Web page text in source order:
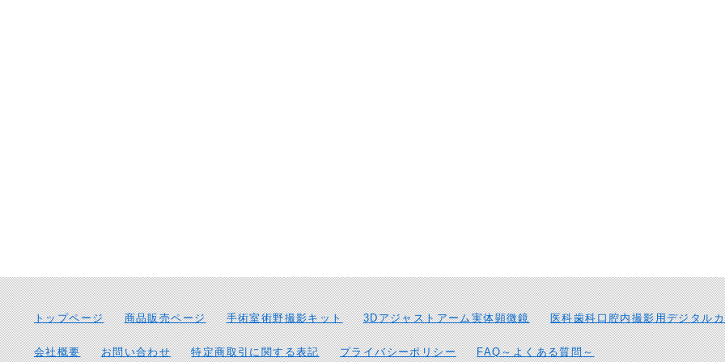
トップページ 商品販売ページ 手術室術野撮影キット 3Dアジャストアーム実体顕微鏡 医科歯科口腔内撮影用デジタル
会社概要 お問い合わせ 特定商取引に関する表記 プライバシーポリシー FAQ～よくある質問～